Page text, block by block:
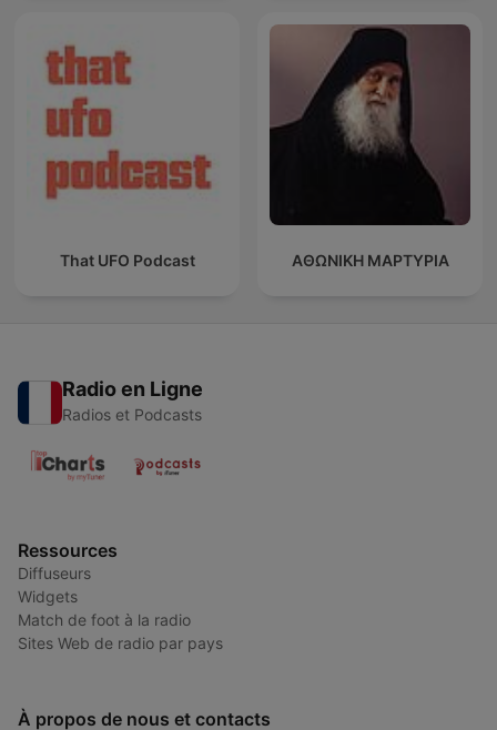
That UFO Podcast ΑΘΩΝΙΚΗ ΜΑΡΤΥΡΙΑ
Radio en Ligne
Radios et Podcasts
Ressources
Diffuseurs
Widgets
Match de foot à la radio
Sites Web de radio par pays
À propos de nous et contacts